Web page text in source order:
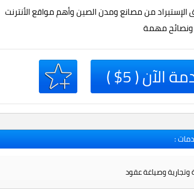
من مصانع ومدن الصين وأهم مواقع الأنترنت
ونصائح مهمة
الآن ( 5$ )
:
وتجارية وصياغة عقود